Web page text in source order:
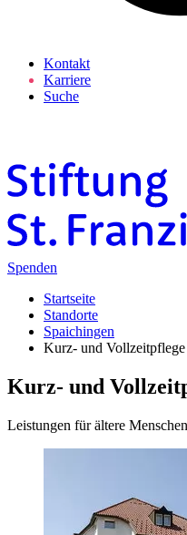
Kontakt
Karriere
Suche
Spenden
Startseite
Standorte
Spaichingen
Kurz- und Vollzeitpflege
Kurz- und
Leistungen für ältere Menschen